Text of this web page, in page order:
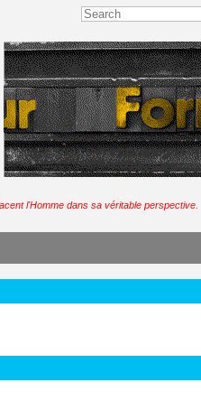
l'Homme dans sa véritable perspective.